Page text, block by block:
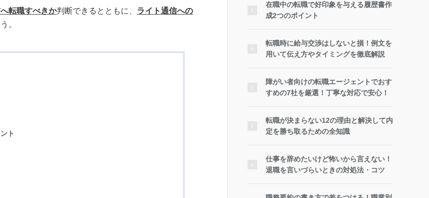
転職すべきか判断できるとともに、 ライト通信への
。
ト
在職中の転職で好印象を与える履歴書作
成2つのポイント
転職時に給与交渉はしないと損！例文を
用いて伝え方やタイミングを徹底解説
障がい者向けの転職エージェントでおす
すめの7社を厳選！丁寧な対応で安心！
転職が決まらない12の理由と解決して内
定を勝ち取るための全知識
仕事を辞めたいけど怖いから言えない！
退職を言いづらいときの対処法・コツ